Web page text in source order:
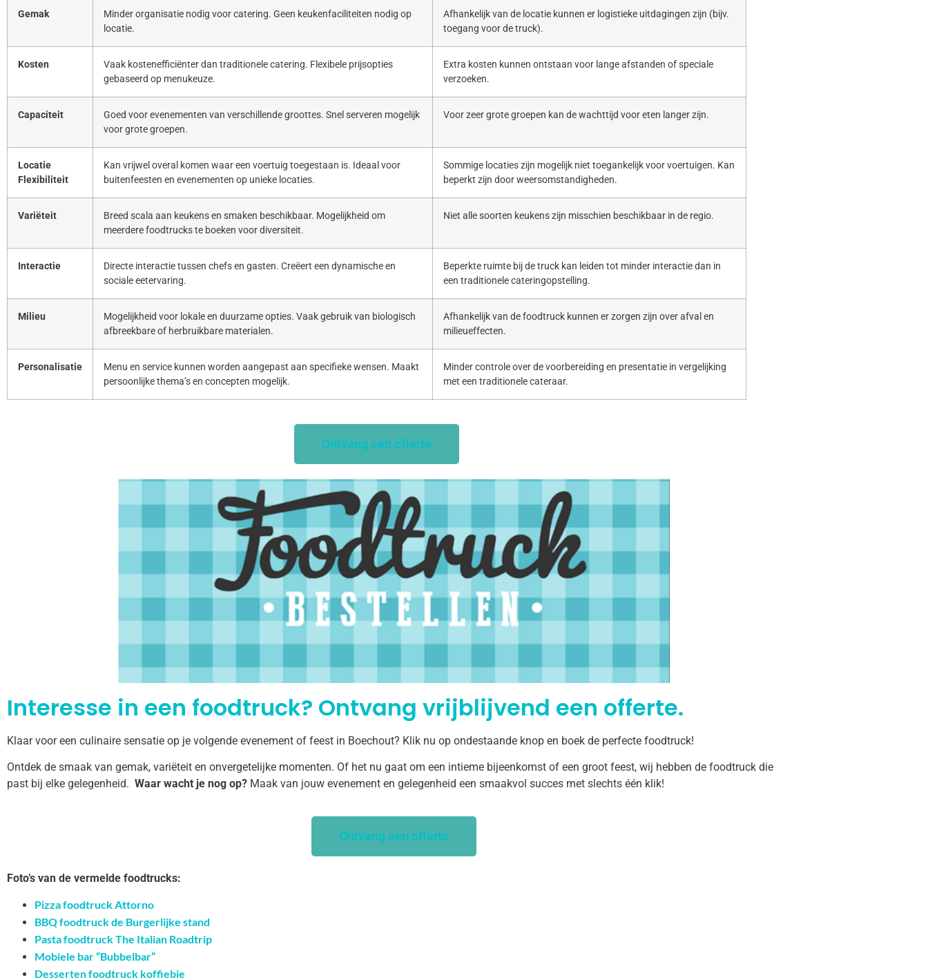
Gemak
Minder organisatie nodig voor catering. Geen keukenfaciliteiten nodig op
locatie.
Afhankelijk van de locatie kunnen er logistieke uitdagingen zijn (bijv.
toegang voor de truck).
Kosten
Vaak kostenefficiënter dan traditionele catering. Flexibele prijsopties
gebaseerd op menukeuze.
Extra kosten kunnen ontstaan voor lange afstanden of speciale
verzoeken.
Capaciteit
Goed voor evenementen van verschillende groottes. Snel serveren mogelijk
voor grote groepen.
Voor zeer grote groepen kan de wachttijd voor eten langer zijn.
Locatie
Flexibiliteit
Kan vrijwel overal komen waar een voertuig toegestaan is. Ideaal voor
buitenfeesten en evenementen op unieke locaties.
Sommige locaties zijn mogelijk niet toegankelijk voor voertuigen. Kan
beperkt zijn door weersomstandigheden.
Variëteit
Breed scala aan keukens en smaken beschikbaar. Mogelijkheid om
meerdere foodtrucks te boeken voor diversiteit.
Niet alle soorten keukens zijn misschien beschikbaar in de regio.
Interactie
Directe interactie tussen chefs en gasten. Creëert een dynamische en
sociale eetervaring.
Beperkte ruimte bij de truck kan leiden tot minder interactie dan in
een traditionele cateringopstelling.
Milieu
Mogelijkheid voor lokale en duurzame opties. Vaak gebruik van biologisch
afbreekbare of herbruikbare materialen.
Afhankelijk van de foodtruck kunnen er zorgen zijn over afval en
milieueffecten.
Personalisatie
Menu en service kunnen worden aangepast aan specifieke wensen. Maakt
persoonlijke thema’s en concepten mogelijk.
Minder controle over de voorbereiding en presentatie in vergelijking
met een traditionele cateraar.
Ontvang een offerte
Interesse in een foodtruck? Ontvang vrijblijvend een offerte.
Klaar voor een culinaire sensatie op je volgende evenement of feest in Boechout? Klik nu op ondestaande knop en boek de perfecte foodtruck!
Ontdek de smaak van gemak, variëteit en onvergetelijke momenten. Of het nu gaat om een intieme bijeenkomst of een groot feest, wij hebben de foodtruck die
past bij elke gelegenheid. Waar wacht je nog op? Maak van jouw evenement en gelegenheid een smaakvol succes met slechts één klik!
Ontvang een offerte
Foto’s van de vermelde foodtrucks:
Pizza foodtruck Attorno
BBQ foodtruck de Burgerlijke stand
Pasta foodtruck The Italian Roadtrip
Mobiele bar “Bubbelbar”
Desserten foodtruck koffiebie